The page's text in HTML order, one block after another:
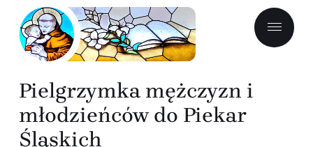
Pielgrzymka mężczyzn i
młodzieńców do Piekar
Śląskich